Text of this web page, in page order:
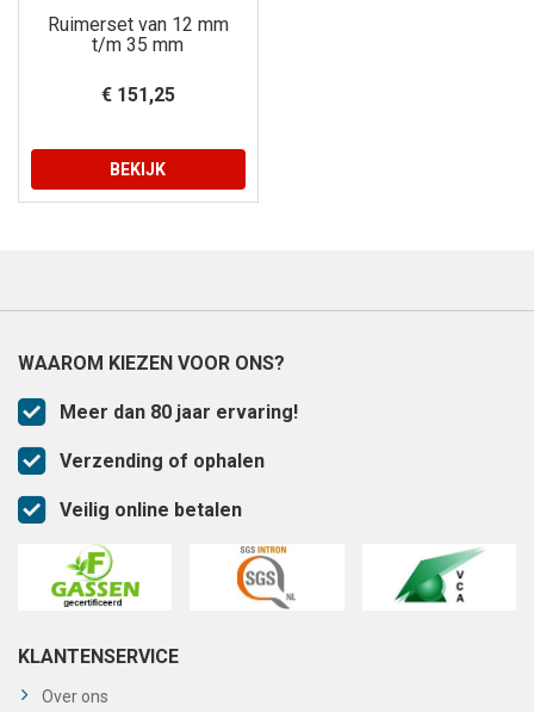
Ruimerset van 12 mm
t/m 35 mm
€ 151,25
BEKIJK
WAAROM KIEZEN VOOR ONS?
Meer dan 80 jaar ervaring!
Verzending of ophalen
Veilig online betalen
KLANTENSERVICE
Over ons